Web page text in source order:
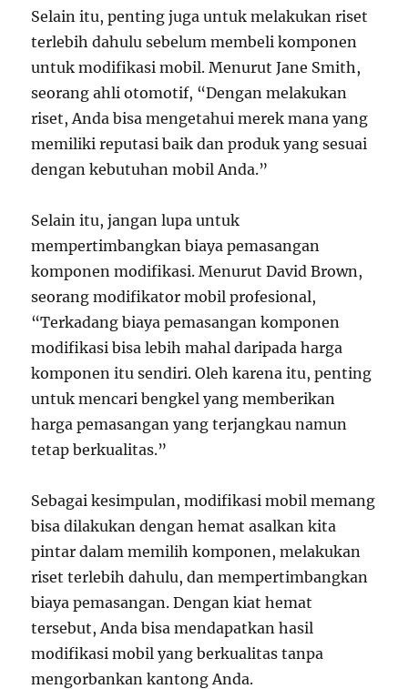
Selain itu, penting juga untuk melakukan riset
terlebih dahulu sebelum membeli komponen
untuk modifikasi mobil. Menurut Jane Smith,
seorang ahli otomotif, “Dengan melakukan
riset, Anda bisa mengetahui merek mana yang
memiliki reputasi baik dan produk yang sesuai
dengan kebutuhan mobil Anda.”
Selain itu, jangan lupa untuk
mempertimbangkan biaya pemasangan
komponen modifikasi. Menurut David Brown,
seorang modifikator mobil profesional,
“Terkadang biaya pemasangan komponen
modifikasi bisa lebih mahal daripada harga
komponen itu sendiri. Oleh karena itu, penting
untuk mencari bengkel yang memberikan
harga pemasangan yang terjangkau namun
tetap berkualitas.”
Sebagai kesimpulan, modifikasi mobil memang
bisa dilakukan dengan hemat asalkan kita
pintar dalam memilih komponen, melakukan
riset terlebih dahulu, dan mempertimbangkan
biaya pemasangan. Dengan kiat hemat
tersebut, Anda bisa mendapatkan hasil
modifikasi mobil yang berkualitas tanpa
mengorbankan kantong Anda.